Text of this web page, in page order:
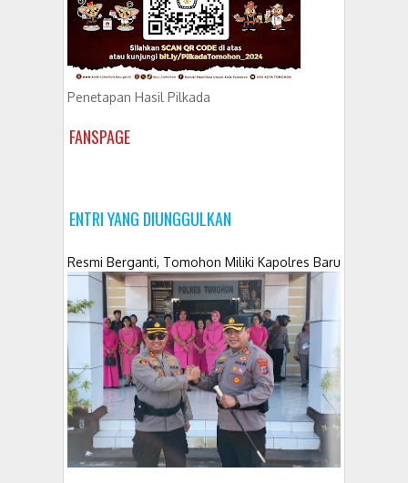
Penetapan Hasil Pilkada
FANSPAGE
ENTRI YANG DIUNGGULKAN
Resmi Berganti, Tomohon Miliki Kapolres Baru